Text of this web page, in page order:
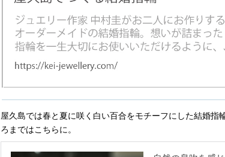
屋久島では春と夏に咲く白い百合をモチーフにした結婚指
ろまではこちらに。